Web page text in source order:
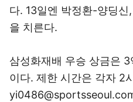
다. 13일엔 박정환-양딩
을 치른다.
삼성화재배 우승 상금은
이다. 제한 시간은 각자 2